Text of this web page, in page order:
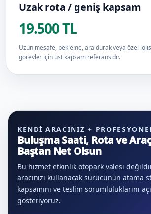
Uzak rota / geniş kapsam
19.500 TL
Uzun mesafe, bekleme, ara durak veya özel
görevler için üst kapsam referansıdır.
KENDI ARACINIZ +
Buluşma Saati, Rota ve
Baştan Net Olsun
Bu hizmet etkinlik otopark valesi
aracınızı kullanacak sürücünün atama
kapsamını ve teslim sorumluluklarını
gösteriyoruz.